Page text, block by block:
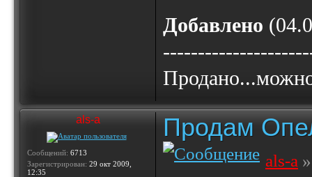
Добавлено
als-a
Сообщений: 6713
Зарегистрирован: 29 окт 2009,
12:35
Продам
als-a